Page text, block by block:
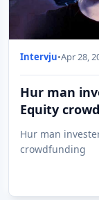
Intervju•Apr 28,
Hur man
Equity
Hur man
crowdfunding